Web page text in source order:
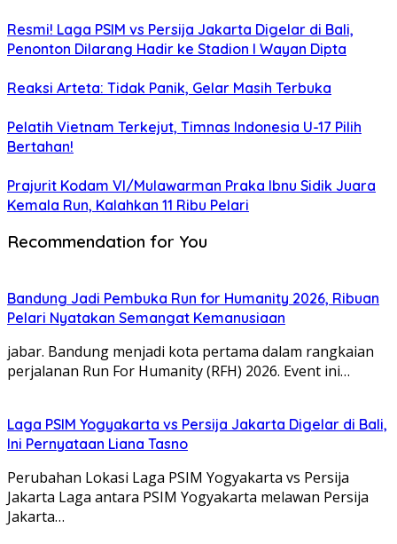
Resmi! Laga PSIM vs Persija Jakarta Digelar di Bali,
Penonton Dilarang Hadir ke Stadion I Wayan Dipta
Reaksi Arteta: Tidak Panik, Gelar Masih Terbuka
Pelatih Vietnam Terkejut, Timnas Indonesia U-17 Pilih
Bertahan!
Prajurit Kodam VI/Mulawarman Praka Ibnu Sidik Juara
Kemala Run, Kalahkan 11 Ribu Pelari
Recommendation for You
Bandung Jadi Pembuka Run for Humanity 2026, Ribuan
Pelari Nyatakan Semangat Kemanusiaan
jabar. Bandung menjadi kota pertama dalam rangkaian
perjalanan Run For Humanity (RFH) 2026. Event ini…
Laga PSIM Yogyakarta vs Persija Jakarta Digelar di Bali,
Ini Pernyataan Liana Tasno
Perubahan Lokasi Laga PSIM Yogyakarta vs Persija
Jakarta Laga antara PSIM Yogyakarta melawan Persija
Jakarta…